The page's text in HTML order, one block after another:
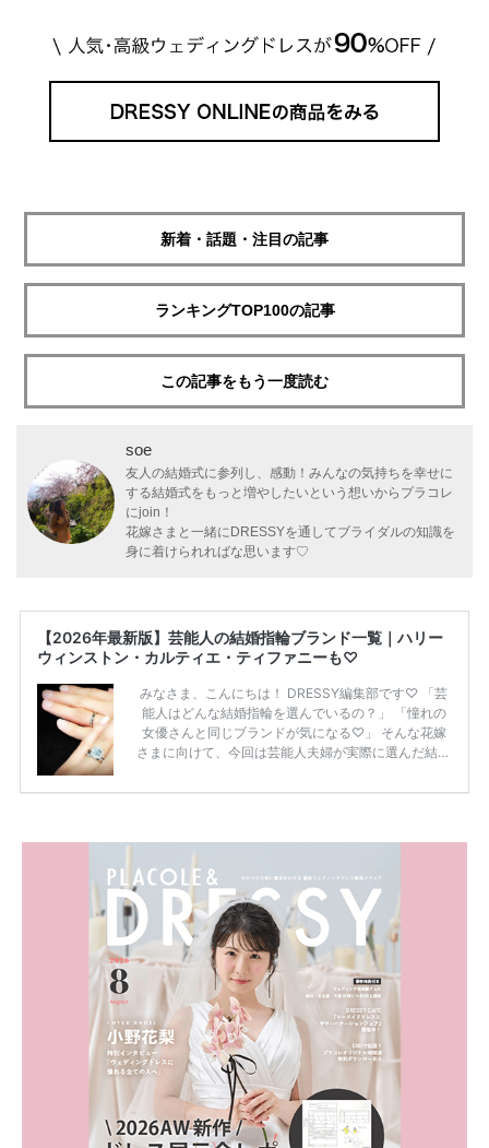
新着・話題・注目の記事
ランキングTOP100の記事
この記事をもう一度読む
soe
友人の結婚式に参列し、感動！みんなの気持ちを幸せに
する結婚式をもっと増やしたいという想いからプラコレ
にjoin！
花嫁さまと一緒にDRESSYを通してブライダルの知識を
身に着けられればな思います♡
【2026年最新版】芸能人の結婚指輪ブランド一覧｜ハリー
ウィンストン・カルティエ・ティファニーも♡
みなさま、こんにちは！ DRESSY編集部です♡ 「芸
能人はどんな結婚指輪を選んでいるの？」 「憧れの
女優さんと同じブランドが気になる♡」 そんな花嫁
さまに向けて、今回は芸能人夫婦が実際に選んだ結婚
ーウィンストンやカルティエ、ティファニーなど世界
推定価格帯 ・花嫁人気が高い理由 などもあわせて解
説していきます♡ 「芸能人の結婚指輪ってやっぱり
高い？」 「手が届くブランドもある？」 「人気ブラ
[…]続きを読む